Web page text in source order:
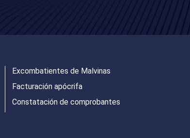
Excombatientes de Malvinas
Facturación apócrifa
Constatación de comprobantes